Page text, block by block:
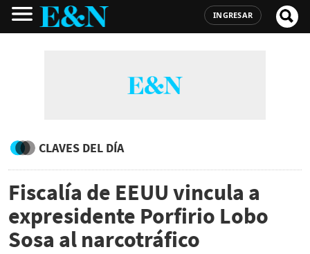
INGRESAR
CLAVES DEL DÍA
Fiscalía de EEUU vincula a
expresidente Porfirio Lobo
Sosa al narcotráfico